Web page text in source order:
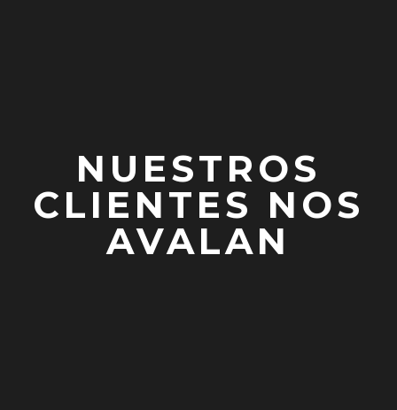
NUESTROS
CLIENTES NOS
AVALAN